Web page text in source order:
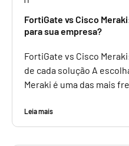
FortiGate vs Cisco
para sua empresa?
FortiGate vs Cisco
de cada solução A
Meraki é uma das mais
Leia mais